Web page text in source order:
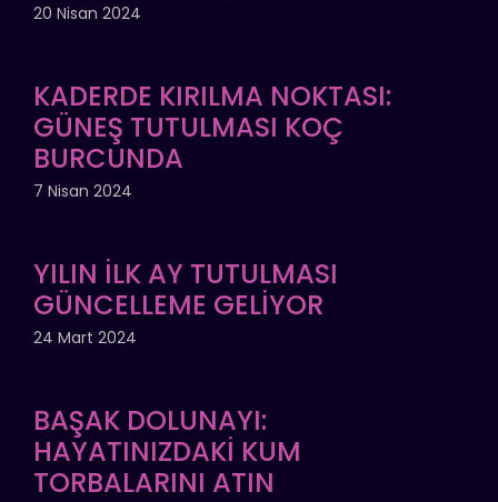
20 Nisan 2024
KADERDE KIRILMA NOKTASI:
GÜNEŞ TUTULMASI KOÇ
BURCUNDA
7 Nisan 2024
YILIN İLK AY TUTULMASI
GÜNCELLEME GELİYOR
24 Mart 2024
BAŞAK DOLUNAYI:
HAYATINIZDAKİ KUM
TORBALARINI ATIN